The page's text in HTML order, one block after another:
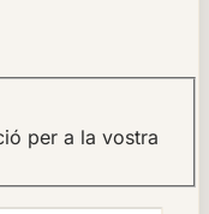
per a la vostra